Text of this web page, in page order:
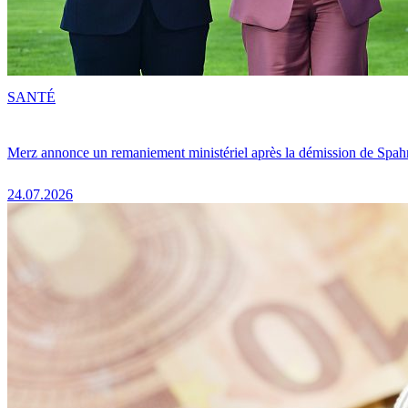
Merz annonce un remaniement ministériel après la démission de
24.07.2026
SANTÉ